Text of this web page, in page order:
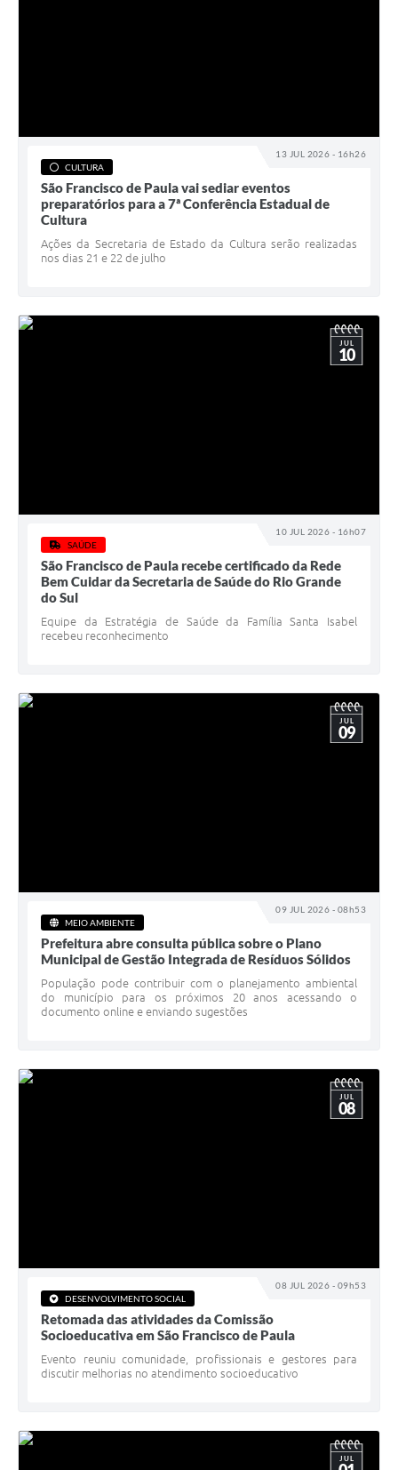
13 JUL 2026 - 16h26
CULTURA
São Francisco de Paula vai sediar eventos
preparatórios para a 7ª Conferência Estadual de
Cultura
Ações da Secretaria de Estado da Cultura serão realizadas
nos dias 21 e 22 de julho
10 JUL 2026 - 16h07
JUL
10
SAÚDE
São Francisco de Paula recebe certificado da Rede
Bem Cuidar da Secretaria de Saúde do Rio Grande
do Sul
Equipe da Estratégia de Saúde da Família Santa Isabel
recebeu reconhecimento
09 JUL 2026 - 08h53
JUL
09
MEIO AMBIENTE
Prefeitura abre consulta pública sobre o Plano
Municipal de Gestão Integrada de Resíduos Sólidos
População pode contribuir com o planejamento ambiental
do município para os próximos 20 anos acessando o
documento online e enviando sugestões
08 JUL 2026 - 09h53
JUL
08
DESENVOLVIMENTO SOCIAL
Retomada das atividades da Comissão
Socioeducativa em São Francisco de Paula
Evento reuniu comunidade, profissionais e gestores para
discutir melhorias no atendimento socioeducativo
JUL